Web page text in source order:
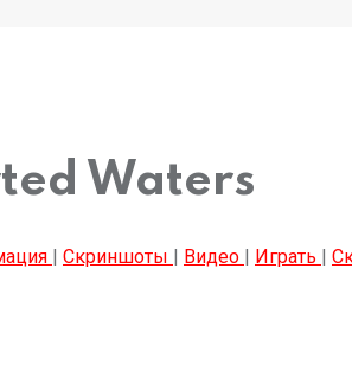
Waters
| Скриншоты | Видео | Играть |